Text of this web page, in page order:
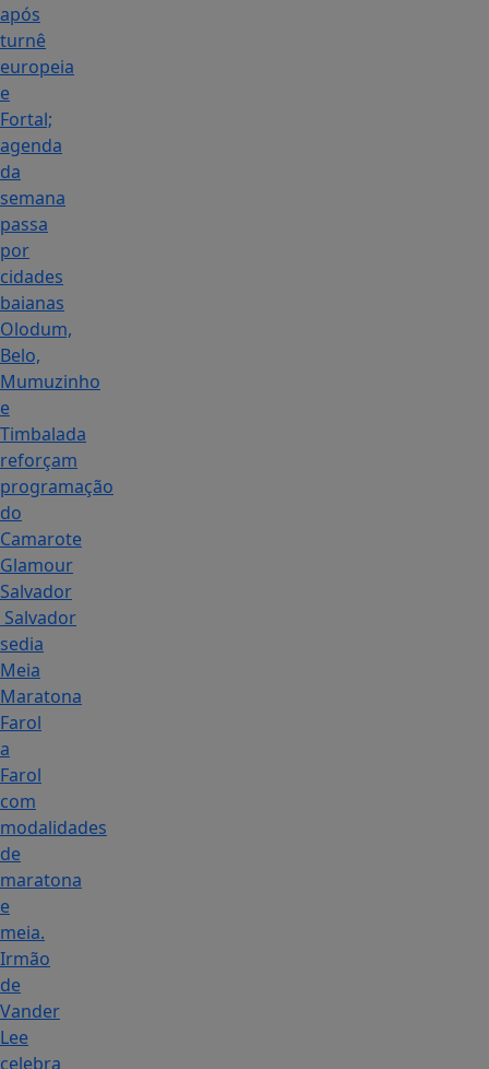
após
turnê
europeia
e
Fortal;
agenda
da
semana
passa
por
cidades
baianas
Olodum,
Belo,
Mumuzinho
e
Timbalada
reforçam
programação
do
Camarote
Glamour
Salvador
Salvador
sedia
Meia
Maratona
Farol
a
Farol
com
modalidades
de
maratona
e
meia.
Irmão
de
Vander
Lee
celebra